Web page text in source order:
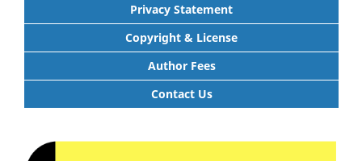
Privacy Statement
Copyright & License
Author Fees
Contact Us